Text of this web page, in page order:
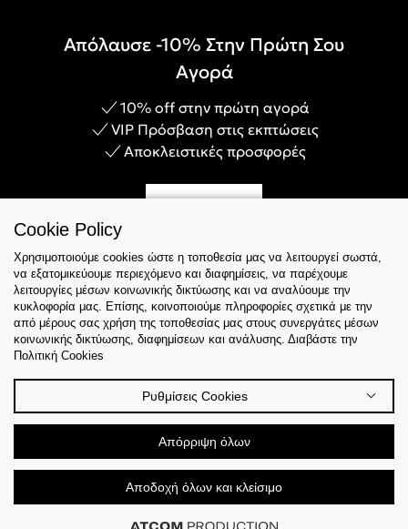
Απόλαυσε -10% Στην Πρώτη Σου
Αγορά
10% off στην πρώτη αγορά
VIP Πρόσβαση στις εκπτώσεις
Αποκλειστικές προσφορές
Εξυπηρέτηση
Collections
Cookie Policy
Χρησιμοποιούμε cookies ώστε η τοποθεσία μας να λειτουργεί σωστά,
να εξατομικεύουμε περιεχόμενο και διαφημίσεις, να παρέχουμε
λειτουργίες μέσων κοινωνικής δικτύωσης και να αναλύουμε την
κυκλοφορία μας. Επίσης, κοινοποιούμε πληροφορίες σχετικά με την
από μέρους σας χρήση της τοποθεσίας μας στους συνεργάτες μέσων
κοινωνικής δικτύωσης, διαφημίσεων και ανάλυσης. Διαβάστε την
Πολιτική Cookies
Ρυθμίσεις Cookies
Απόρριψη όλων
Αποδοχή όλων και κλείσιμο